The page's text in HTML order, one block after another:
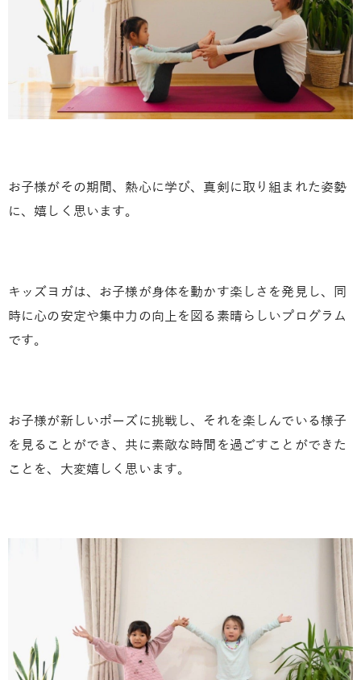
お子様がその期間、熱心に学び、真剣に取り組まれた姿勢
に、嬉しく思います。
キッズヨガは、お子様が身体を動かす楽しさを発見し、同
時に心の安定や集中力の向上を図る素晴らしいプログラム
です。
お子様が新しいポーズに挑戦し、それを楽しんでいる様子
を見ることができ、共に素敵な時間を過ごすことができた
ことを、大変嬉しく思います。